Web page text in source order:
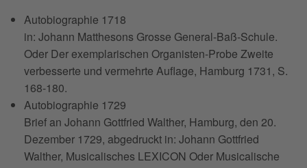
Autobiographie 1718
in: Johann Matthesons Grosse General-Baß-Schule.
Oder Der exemplarischen Organisten-Probe Zweite
verbesserte und vermehrte Auflage, Hamburg 1731, S.
168-180.
Autobiographie 1729
Brief an Johann Gottfried Walther, Hamburg, den 20.
Dezember 1729, abgedruckt in: Johann Gottfried
Walther, Musicalisches LEXICON Oder Musicalische